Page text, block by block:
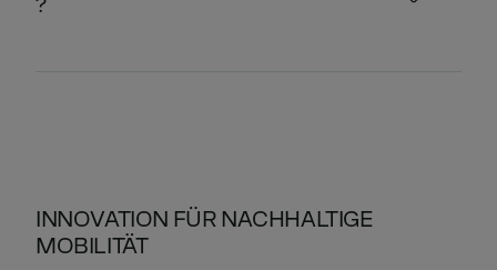
INNOVATION FÜR NACHHALTIGE
MOBILITÄT